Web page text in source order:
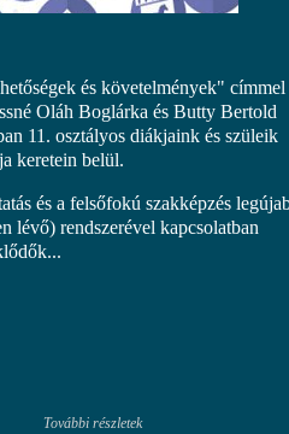
és követelmények" címmel
Oláh Boglárka és Butty Bertold
11. osztályos diákjaink és szüleik
keretein belül.
és a felsőfokú szakképzés
lévő) rendszerével kapcsolatban
További részletek